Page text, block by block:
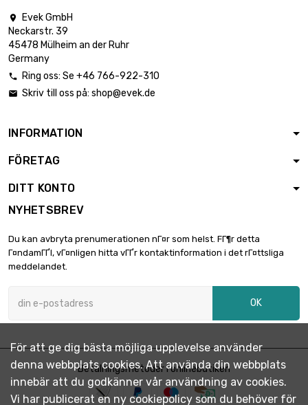

Evek GmbH
Neckarstr. 39
45478 Mülheim an der Ruhr
Germany
 Ring oss: Se +46 766-922-310
 Skriv till oss på: shop@evek.de
INFORMATION
FÖRETAG
DITT KONTO
NYHETSBREV
Du kan avbryta prenumerationen nГ¤r som helst. FГ¶r detta
Г¤ndamГҐl, vГ¤nligen hitta vГҐr kontaktinformation i det rГ¤ttsliga
meddelandet.
OK
Betalningsmetoder i onlinebutiken
För att ge dig bästa möjliga upplevelse använder
denna webbplats cookies. Att använda din webbplats
innebär att du godkänner vår användning av cookies.
Vi har publicerat en ny cookiepolicy som du behöver för